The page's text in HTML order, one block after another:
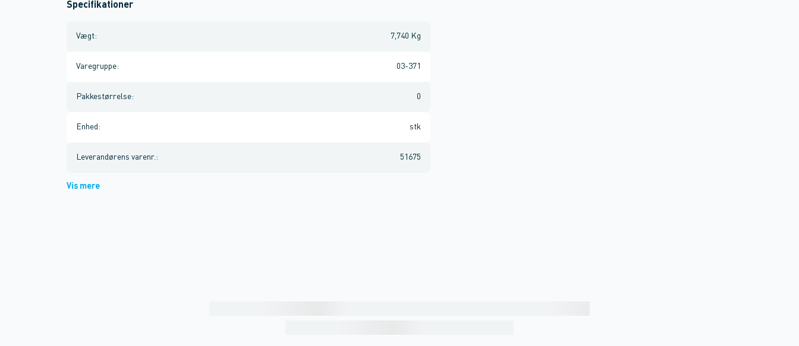
Specifikationer
Vægt: 7,740 Kg
Varegruppe: 03-371
Pakkestørrelse: 0
Enhed : stk
Leverandørens varenr. : 51675
Vis mere